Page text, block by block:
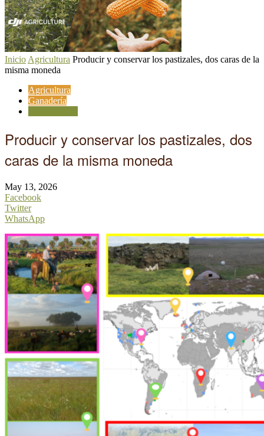
Inicio Agricultura Producir y conservar los pastizales, dos caras de la
misma moneda
Agricultura
Ganadería
Producir y conservar los pastizales, dos
caras de la misma moneda
May 13, 2026
Facebook
Twitter
WhatsApp